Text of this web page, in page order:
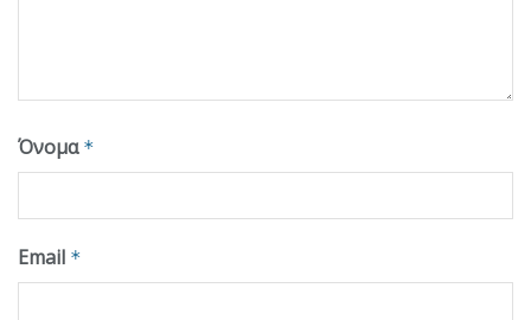
Όνομα *
Email *